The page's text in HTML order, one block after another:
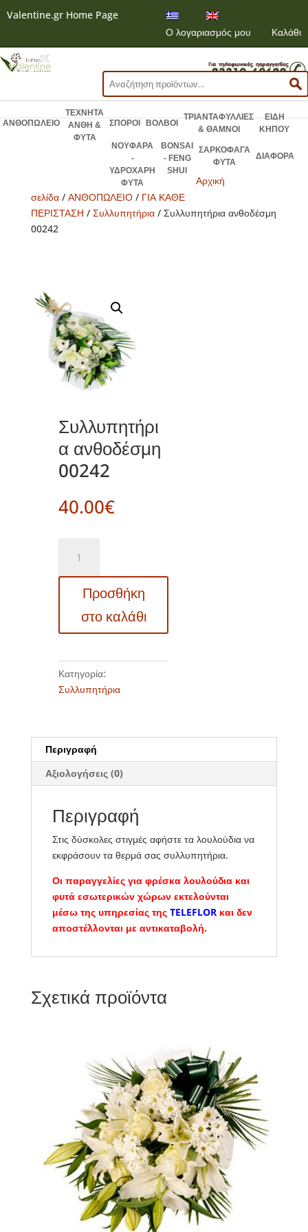
Valentine.gr Home Page
Ο λογαριασμός μου
Καλάθι
Αναζήτηση
για:
ΑΝΘΟΠΩΛΕΙΟ
ΤΕΧΝΗΤΑ
ΑΝΘΗ &
ΦΥΤΑ
ΣΠΟΡΟΙ ΒΟΛΒΟΙ
ΤΡΙΑΝΤΑΦΥΛΛΙΕΣ
& ΘΑΜΝΟΙ
ΕΙΔΗ
ΚΗΠΟΥ
ΝΟΥΦΑΡΑ
-
ΥΔΡΟΧΑΡΗ
ΦΥΤΑ
BONSAI
- FENG
SHUI
ΣΑΡΚΟΦΑΓΑ
ΦΥΤΑ
ΔΙΑΦΟΡΑ
Αρχική
σελίδα/ ΑΝΘΟΠΩΛΕΙΟ/ ΓΙΑ ΚΑΘΕ
ΠΕΡΙΣΤΑΣΗ / Συλλυπητήρια/ Συλλυπητήρια ανθοδέσμη
00242
Συλλυπητήρι
α ανθοδέσμη
00242
40.00€
ανθοδέσμη
00242
ποσότηταΠροσθήκη
στο καλάθι
Κατηγορία:
Συλλυπητήρια
Περιγραφή
Αξιολογήσεις (0)
Περιγραφή
Στις δύσκολες στιγμές αφήστε τα λουλούδια να
εκφράσουν τα θερμά σας συλλυπητήρια.
Οι παραγγελίες για φρέσκα λουλούδια και
φυτά εσωτερικών χώρων εκτελούνται
μέσω της υπηρεσίας της TELEFLORκαι δεν
αποστέλλονται με αντικαταβολή.
Σχετικά προϊόντα